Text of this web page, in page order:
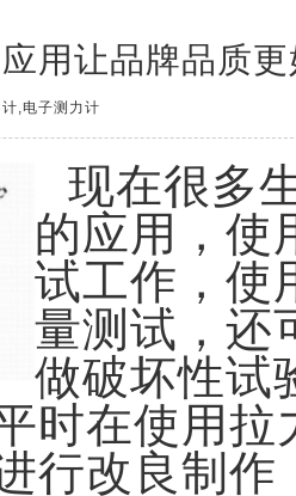
用让品牌品质
,电子测力计
现在很多
的应用，使
试工作，使
量测试，还
做破坏性试
时在使用
行改良制